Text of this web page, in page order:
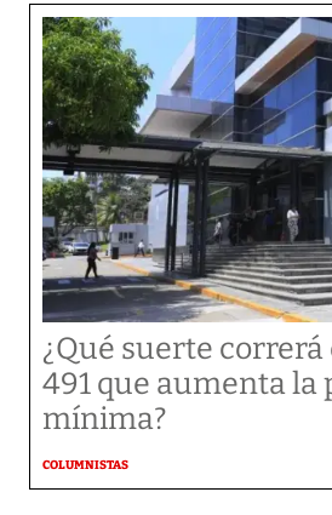
¿Qué suerte
491 que aumenta la
mínima?
COLUMNISTAS